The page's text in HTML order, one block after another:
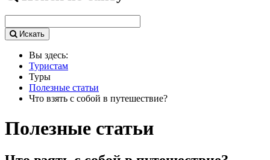
Искать
Вы здесь:
Туристам
Туры
Полезные статьи
Что взять с собой в путешествие?
Полезные статьи